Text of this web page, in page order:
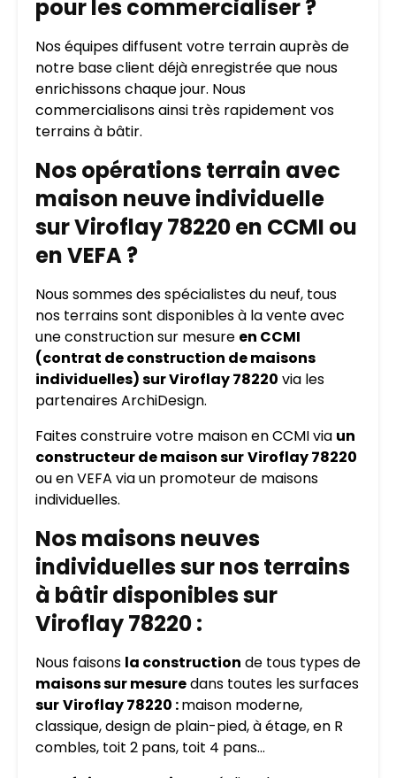
pour les commercialiser ?
Nos équipes diffusent votre terrain auprès de
notre base client déjà enregistrée que nous
enrichissons chaque jour. Nous
commercialisons ainsi très rapidement vos
terrains à bâtir.
Nos opérations terrain avec
maison neuve individuelle
sur Viroflay 78220 en CCMI ou
en VEFA ?
Nous sommes des spécialistes du neuf, tous
nos terrains sont disponibles à la vente avec
une construction sur mesure en CCMI
(contrat de construction de maisons
individuelles) sur Viroflay 78220 via les
partenaires ArchiDesign.
Faites construire votre maison en CCMI via un
constructeur de maison surViroflay 78220
ou en VEFA via un promoteur de maisons
individuelles.
Nos maisons neuves
individuelles sur nos terrains
à bâtir disponibles sur
Viroflay 78220 :
Nous faisons la construction de tous types de
maisons sur mesuredans toutes les surfaces
surViroflay 78220 :maison moderne,
classique, design de plain-pied, à étage, en R
combles, toit 2 pans, toit 4 pans…